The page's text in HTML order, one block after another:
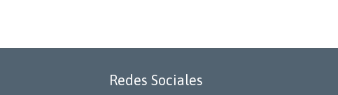
Redes Sociales